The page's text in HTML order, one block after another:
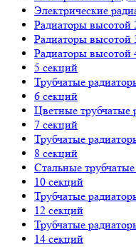
Электрические
Радиаторы высотой
Радиаторы высотой
Радиаторы высотой
5 секций
Трубчатые
6 секций
Цветные трубчатые
7 секций
Трубчатые
8 секций
Стальные
10 секций
Трубчатые
12 секций
Трубчатые
14 секций